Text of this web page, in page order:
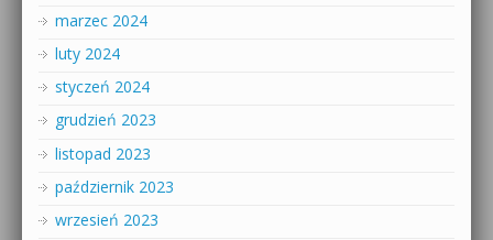
marzec 2024
luty 2024
styczeń 2024
grudzień 2023
listopad 2023
październik 2023
wrzesień 2023